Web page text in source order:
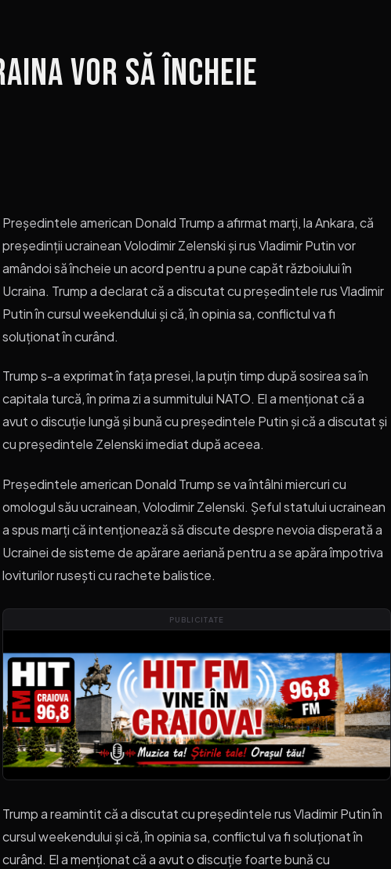
vor să încheie
Președintele american Donald Trump a afirmat marți, la Ankara, că
președinții ucrainean Volodimir Zelenski și rus Vladimir Putin vor
amândoi să încheie un acord pentru a pune capăt războiului în
Ucraina. Trump a declarat că a discutat cu președintele rus Vladimir
Putin în cursul weekendului și că, în opinia sa, conflictul va fi
soluționat în curând.
Trump s-a exprimat în fața presei, la puțin timp după sosirea sa în
capitala turcă, în prima zi a summitului NATO. El a menționat că a
avut o discuție lungă și bună cu președintele Putin și că a discutat și
cu președintele Zelenski imediat după aceea.
Președintele american Donald Trump se va întâlni miercuri cu
omologul său ucrainean, Volodimir Zelenski. Șeful statului ucrainean
a spus marți că intenționează să discute despre nevoia disperată a
Ucrainei de sisteme de apărare aeriană pentru a se apăra împotriva
loviturilor rusești cu rachete balistice.
PUBLICITATE
Trump a reamintit că a discutat cu președintele rus Vladimir Putin în
cursul weekendului și că, în opinia sa, conflictul va fi soluționat în
curând. El a menționat că a avut o discuție foarte bună cu